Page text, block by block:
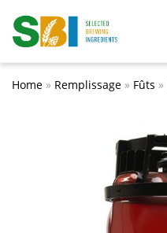
Home » Remplissage » Fûts »